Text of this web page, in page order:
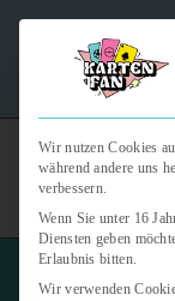
"Kartenfan –
Wir nutzen Cookies
während andere uns
verbessern.
Wenn Sie unter 16
Diensten geben
Erlaubnis bitten.
Wir verwenden